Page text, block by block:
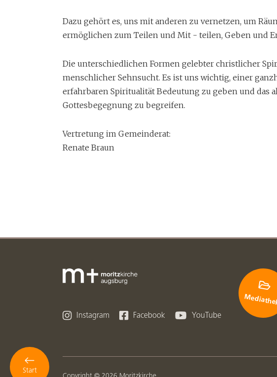
Start
Dazu gehört es, uns mit anderen zu vernetzen, um
ermöglichen zum Teilen und Mit - teilen, Geben und
Die unterschiedlichen Formen gelebter christlicher
menschlicher Sehnsucht. Es ist uns wichtig, einer
erfahrbaren Spiritualität Bedeutung zu geben und das
Gottesbegegnung zu begreifen.
Vertretung im Gemeinderat:
Renate Braun
 Instagram  Facebook  YouTube
